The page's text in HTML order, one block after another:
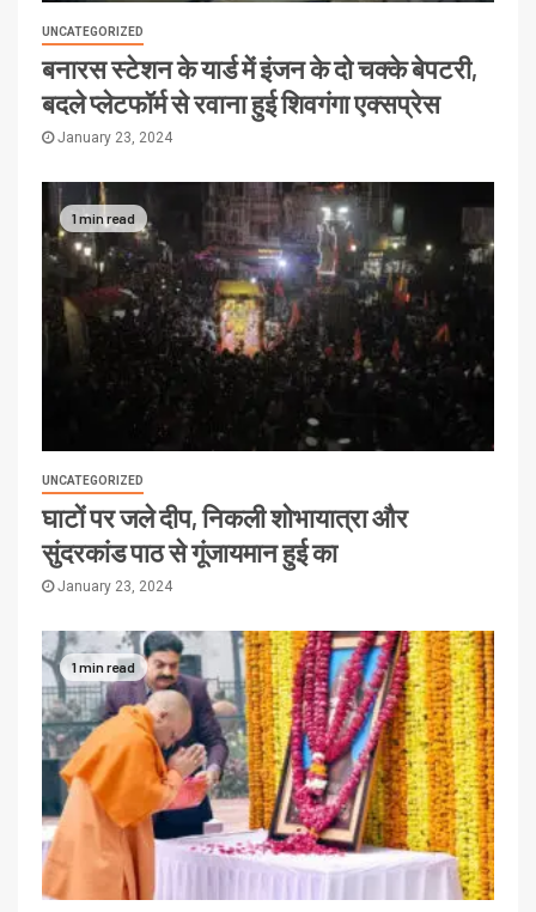
UNCATEGORIZED
बनारस स्टेशन के यार्ड में इंजन के दो चक्के बेपटरी,
बदले प्लेटफॉर्म से रवाना हुई शिवगंगा एक्सप्रेस
January 23, 2024
1 min read
UNCATEGORIZED
घाटों पर जले दीप, निकली शोभायात्रा और
सुंदरकांड पाठ से गूंजायमान हुई का
January 23, 2024
1 min read